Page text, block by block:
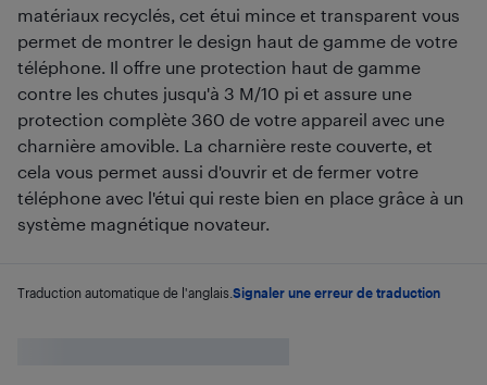
matériaux recyclés, cet étui mince et transparent vous
permet de montrer le design haut de gamme de votre
téléphone. Il offre une protection haut de gamme
contre les chutes jusqu'à 3 M/10 pi et assure une
protection complète 360 de votre appareil avec une
charnière amovible. La charnière reste couverte, et
cela vous permet aussi d'ouvrir et de fermer votre
téléphone avec l'étui qui reste bien en place grâce à un
système magnétique novateur.
Traduction automatique de l'anglais. Signaler une erreur de traduction